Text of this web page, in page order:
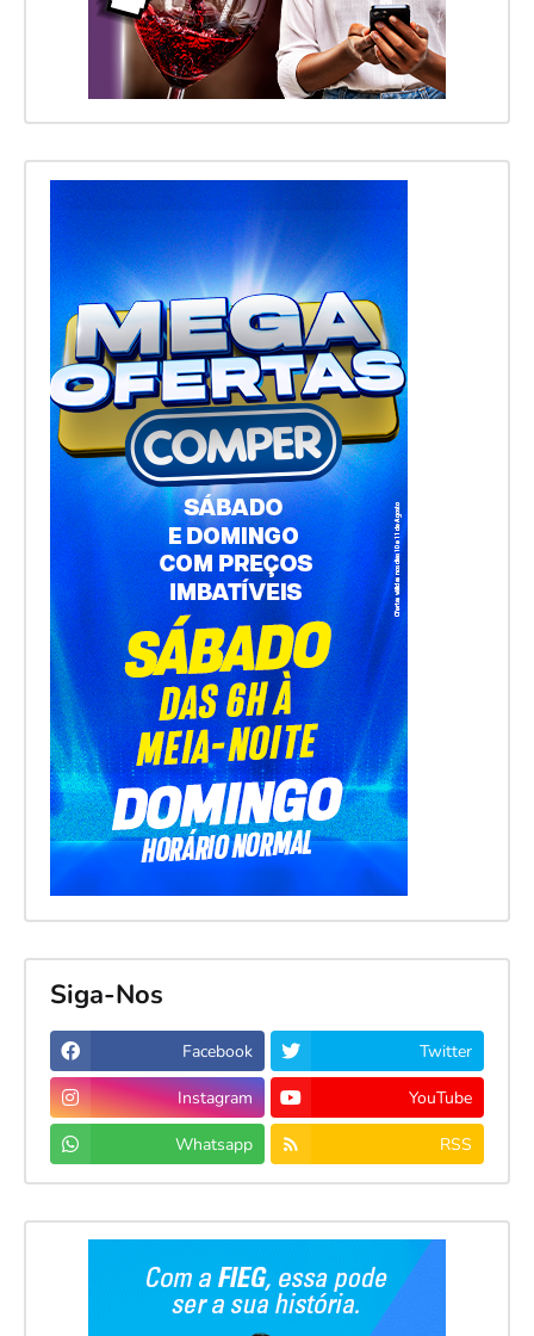
Siga-Nos
Facebook Twitter
Instagram YouTube
Whatsapp RSS